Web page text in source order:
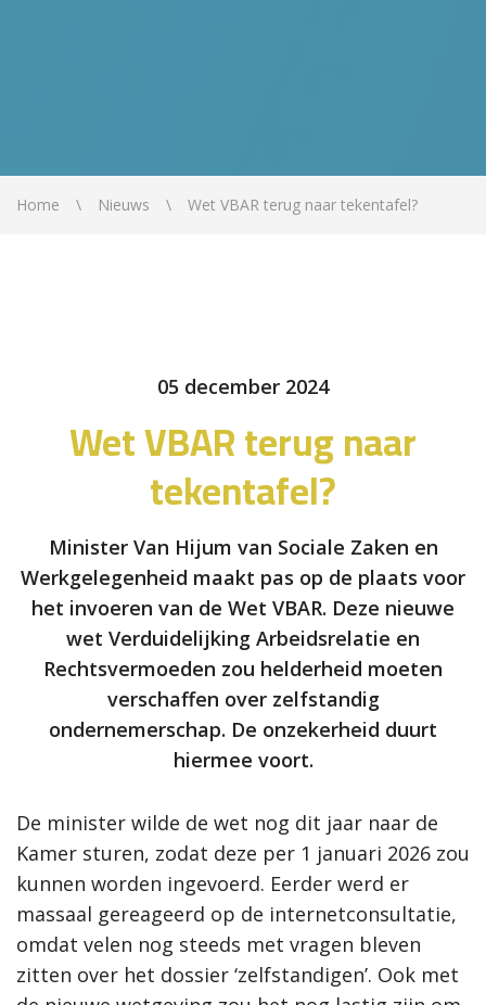
Home Nieuws Wet VBAR terug naar tekentafel?
05 december 2024
Wet VBAR terug naar
tekentafel?
Minister Van Hijum van Sociale Zaken en
Werkgelegenheid maakt pas op de plaats voor
het invoeren van de Wet VBAR. Deze nieuwe
wet Verduidelijking Arbeidsrelatie en
Rechtsvermoeden zou helderheid moeten
verschaffen over zelfstandig
ondernemerschap. De onzekerheid duurt
hiermee voort.
De minister wilde de wet nog dit jaar naar de
Kamer sturen, zodat deze per 1 januari 2026 zou
kunnen worden ingevoerd. Eerder werd er
massaal gereageerd op de internetconsultatie,
omdat velen nog steeds met vragen bleven
zitten over het dossier ‘zelfstandigen’. Ook met